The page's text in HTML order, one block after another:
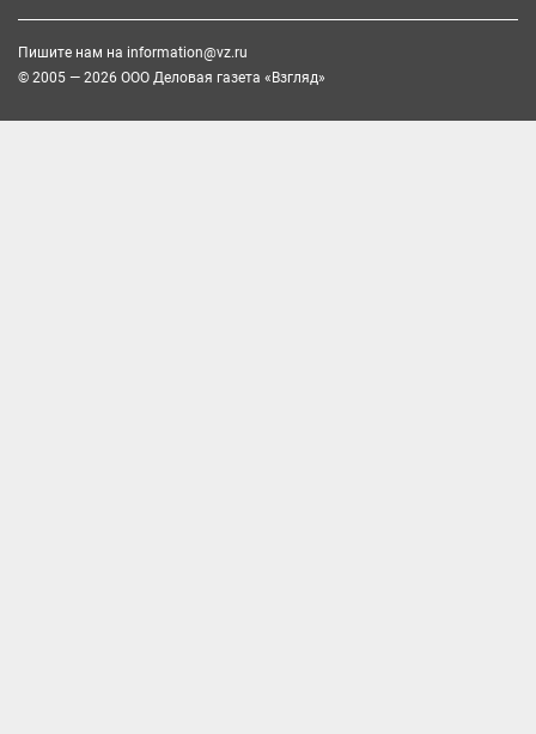
Пишите нам на information@vz.ru
© 2005 — 2026 ООО Деловая газета «Взгляд»